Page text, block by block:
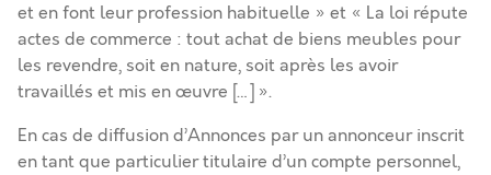
et en font leur profession habituelle » et « La loi répute
actes de commerce : tout achat de biens meubles pour
les revendre, soit en nature, soit après les avoir
travaillés et mis en œuvre […] ».
En cas de diffusion d’Annonces par un annonceur inscrit
en tant que particulier titulaire d’un compte personnel,